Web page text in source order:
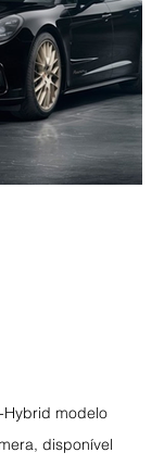
Hybrid modelo
disponível